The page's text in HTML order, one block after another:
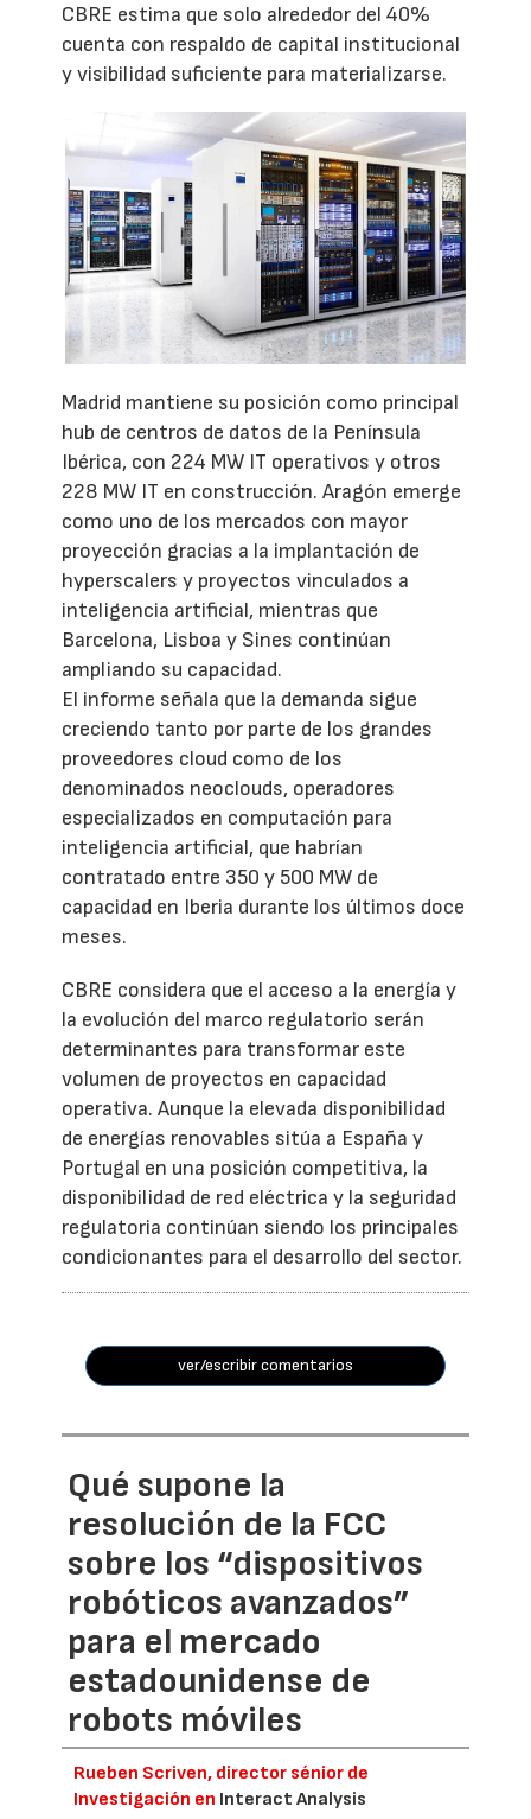
CBRE estima que solo alrededor del 40%
cuenta con respaldo de capital institucional
y visibilidad suficiente para materializarse.
Madrid mantiene su posición como principal
hub de centros de datos de la Península
Ibérica, con 224 MW IT operativos y otros
228 MW IT en construcción. Aragón emerge
como uno de los mercados con mayor
proyección gracias a la implantación de
hyperscalers y proyectos vinculados a
inteligencia artificial, mientras que
Barcelona, Lisboa y Sines continúan
ampliando su capacidad.
El informe señala que la demanda sigue
creciendo tanto por parte de los grandes
proveedores cloud como de los
denominados neoclouds, operadores
especializados en computación para
inteligencia artificial, que habrían
contratado entre 350 y 500 MW de
capacidad en Iberia durante los últimos doce
meses.
CBRE considera que el acceso a la energía y
la evolución del marco regulatorio serán
determinantes para transformar este
volumen de proyectos en capacidad
operativa. Aunque la elevada disponibilidad
de energías renovables sitúa a España y
Portugal en una posición competitiva, la
disponibilidad de red eléctrica y la seguridad
regulatoria continúan siendo los principales
condicionantes para el desarrollo del sector.
ver/escribir comentarios
Qué supone la
resolución de la FCC
sobre los “dispositivos
robóticos avanzados”
para el mercado
estadounidense de
robots móviles
Rueben Scriven, director sénior de
Investigación en Interact Analysis